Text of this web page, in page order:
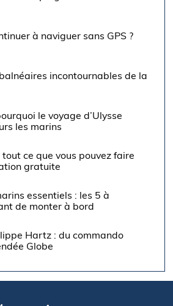
à naviguer sans GPS ?
incontournables de la
le voyage d’Ulysse
les marins
ce que vous pouvez faire
gratuite
essentiels : les 5 à
de monter à bord
Hartz : du commando
Globe